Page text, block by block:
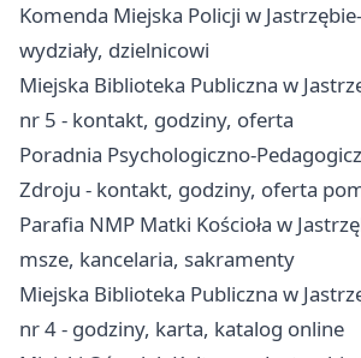
Komenda Miejska Policji w
wydziały, dzielnicowi
Miejska Biblioteka Publiczna w
nr 5 - kontakt, godziny, oferta
Poradnia Psychologiczno-
Zdroju - kontakt, godziny, oferta
Parafia NMP Matki Kościoła w
msze, kancelaria, sakramenty
Miejska Biblioteka Publiczna w
nr 4 - godziny, karta, katalog online